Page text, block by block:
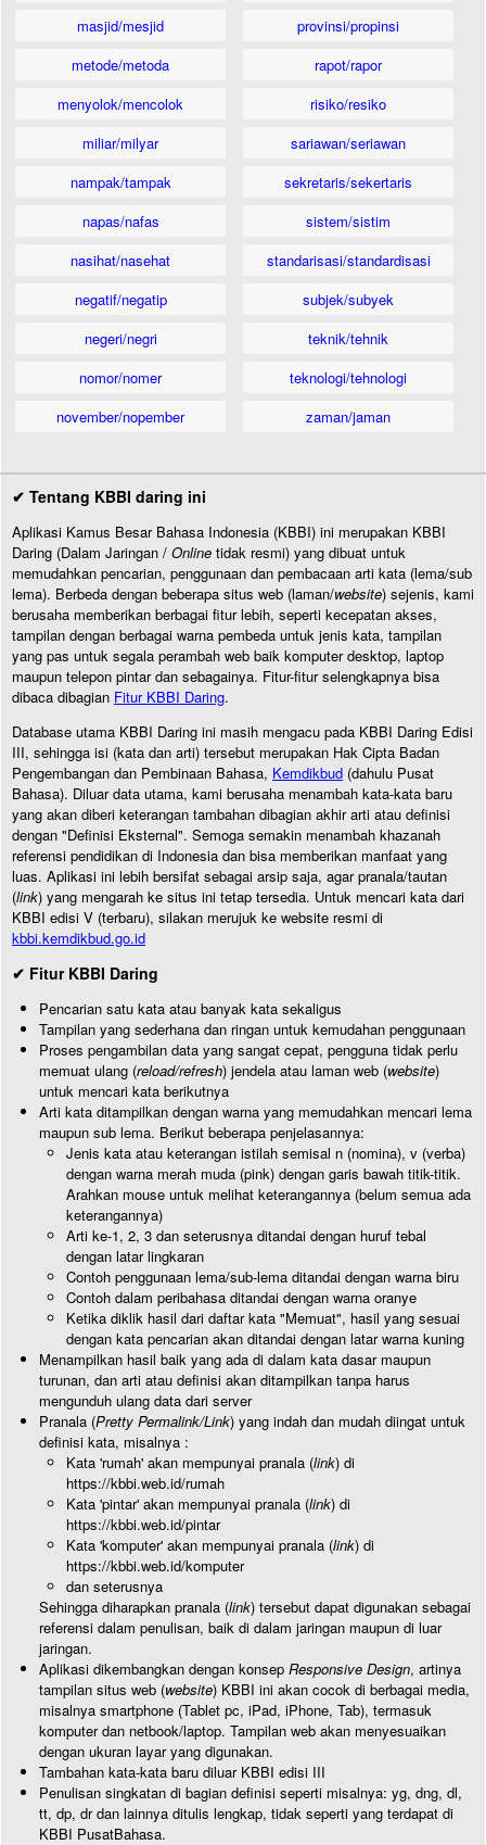
masjid/mesjid
metode/metoda
menyolok/mencolok
miliar/milyar
nampak/tampak
napas/nafas
nasihat/nasehat
negatif/negatip
negeri/negri
nomor/nomer
november/nopember
provinsi/propinsi
rapot/rapor
risiko/resiko
sariawan/seriawan
sekretaris/sekertaris
sistem/sistim
standarisasi/standardisasi
subjek/subyek
teknik/tehnik
teknologi/tehnologi
zaman/jaman
✔ Tentang KBBI daring ini
Aplikasi Kamus Besar Bahasa Indonesia (KBBI) ini merupakan KBBI
Daring (Dalam Jaringan / Online tidak resmi) yang dibuat untuk
memudahkan pencarian, penggunaan dan pembacaan arti kata (lema/sub
lema). Berbeda dengan beberapa situs web (laman/website) sejenis, kami
berusaha memberikan berbagai fitur lebih, seperti kecepatan akses,
tampilan dengan berbagai warna pembeda untuk jenis kata, tampilan
yang pas untuk segala perambah web baik komputer desktop, laptop
maupun telepon pintar dan sebagainya. Fitur-fitur selengkapnya bisa
dibaca dibagian Fitur KBBI Daring.
Database utama KBBI Daring ini masih mengacu pada KBBI Daring Edisi
III, sehingga isi (kata dan arti) tersebut merupakan Hak Cipta Badan
Pengembangan dan Pembinaan Bahasa, Kemdikbud (dahulu Pusat
Bahasa). Diluar data utama, kami berusaha menambah kata-kata baru
yang akan diberi keterangan tambahan dibagian akhir arti atau definisi
dengan "Definisi Eksternal". Semoga semakin menambah khazanah
referensi pendidikan di Indonesia dan bisa memberikan manfaat yang
luas. Aplikasi ini lebih bersifat sebagai arsip saja, agar pranala/tautan
(link) yang mengarah ke situs ini tetap tersedia. Untuk mencari kata dari
KBBI edisi V (terbaru), silakan merujuk ke website resmi di
kbbi.kemdikbud.go.id
✔ Fitur KBBI Daring
Pencarian satu kata atau banyak kata sekaligus
Tampilan yang sederhana dan ringan untuk kemudahan penggunaan
Proses pengambilan data yang sangat cepat, pengguna tidak perlu
memuat ulang (reload/refresh) jendela atau laman web (website)
untuk mencari kata berikutnya
Arti kata ditampilkan dengan warna yang memudahkan mencari lema
maupun sub lema. Berikut beberapa penjelasannya:
Jenis kata atau keterangan istilah semisal n (nomina), v (verba)
dengan warna merah muda (pink) dengan garis bawah titik-titik.
Arahkan mouse untuk melihat keterangannya (belum semua ada
keterangannya)
Arti ke-1, 2, 3 dan seterusnya ditandai dengan huruf tebal
dengan latar lingkaran
Contoh penggunaan lema/sub-lema ditandai dengan warna biru
Contoh dalam peribahasa ditandai dengan warna oranye
Ketika diklik hasil dari daftar kata "Memuat", hasil yang sesuai
dengan kata pencarian akan ditandai dengan latar warna kuning
Menampilkan hasil baik yang ada di dalam kata dasar maupun
turunan, dan arti atau definisi akan ditampilkan tanpa harus
mengunduh ulang data dari server
Pranala (Pretty Permalink/Link) yang indah dan mudah diingat untuk
definisi kata, misalnya :
Kata 'rumah' akan mempunyai pranala (link) di
https://kbbi.web.id/rumah
Kata 'pintar' akan mempunyai pranala (link) di
https://kbbi.web.id/pintar
Kata 'komputer' akan mempunyai pranala (link) di
https://kbbi.web.id/komputer
dan seterusnya
Sehingga diharapkan pranala (link) tersebut dapat digunakan sebagai
referensi dalam penulisan, baik di dalam jaringan maupun di luar
jaringan.
Aplikasi dikembangkan dengan konsep Responsive Design, artinya
tampilan situs web (website) KBBI ini akan cocok di berbagai media,
misalnya smartphone (Tablet pc, iPad, iPhone, Tab), termasuk
komputer dan netbook/laptop. Tampilan web akan menyesuaikan
dengan ukuran layar yang digunakan.
Tambahan kata-kata baru diluar KBBI edisi III
Penulisan singkatan di bagian definisi seperti misalnya: yg, dng, dl,
tt, dp, dr dan lainnya ditulis lengkap, tidak seperti yang terdapat di
KBBI PusatBahasa.